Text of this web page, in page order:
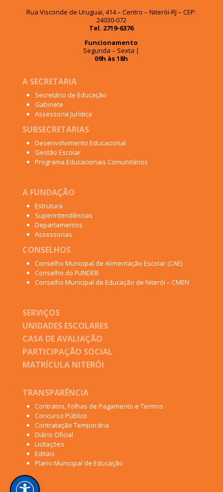
Rua Visconde de Uruguai, 414 – Centro – Niterói-RJ – CEP:
24030-072
Tel. 2719-6376
Funcionamento
Segunda – Sexta |
09h às 18h
A SECRETARIA
Secretário de Educação
Gabinete
Assessoria Jurídica
SUBSECRETARIAS
Desenvolvimento Educacional
Gestão Escolar
Programa Educacionais Comunitários
A FUNDAÇÃO
Estrutura
Superintendências
Departamentos
Assessorias
CONSELHOS
Conselho Municipal de Alimentação Escolar (CAE)
Conselho do FUNDEB
Conselho Municipal de Educação de Niterói – CMEN
SERVIÇOS
UNIDADES ESCOLARES
CASA DE AVALIAÇÃO
PARTICIPAÇÃO SOCIAL
MATRÍCULA NITERÓI
TRANSPARÊNCIA
Contratos, Folhas de Pagamento e Termos
Concurso Público
Contratação Temporária
Diário Oficial
Licitações
Editais
Plano Municipal de Educação